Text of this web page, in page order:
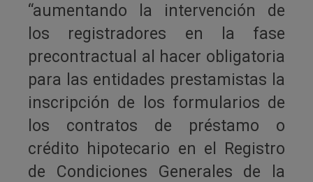
“aumentando la intervención de
los registradores en la fase
precontractual al hacer obligatoria
para las entidades prestamistas la
inscripción de los formularios de
los contratos de préstamo o
crédito hipotecario en el Registro
de Condiciones Generales de la